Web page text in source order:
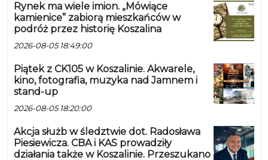
Rynek ma wiele imion. „Mówiące
kamienice” zabiorą mieszkańców w
podróż przez historię Koszalina
2026-08-05 18:49:00
Piątek z CK105 w Koszalinie. Akwarele,
kino, fotografia, muzyka nad Jamnem i
stand-up
2026-08-05 18:20:00
Akcja służb w śledztwie dot. Radosława
Piesiewicza. CBA i KAS prowadziły
działania także w Koszalinie. Przeszukano